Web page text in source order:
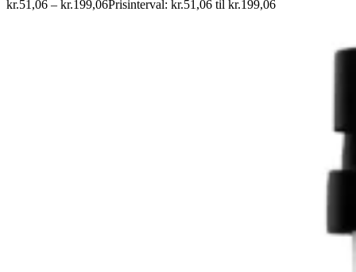
kr.51,06 – kr.199,06Prisinterval: kr.51,06 til kr.199,06